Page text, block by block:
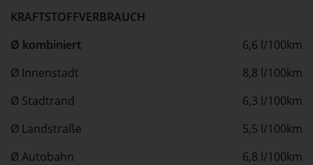
KRAFTSTOFFVERBRAUCH
Ø kombiniert
6,6 l/100km
Ø Innenstadt
8,8 l/100km
Ø Stadtrand
6,3 l/100km
Ø Landstraße
5,5 l/100km
Ø Autobahn
6,8 l/100km